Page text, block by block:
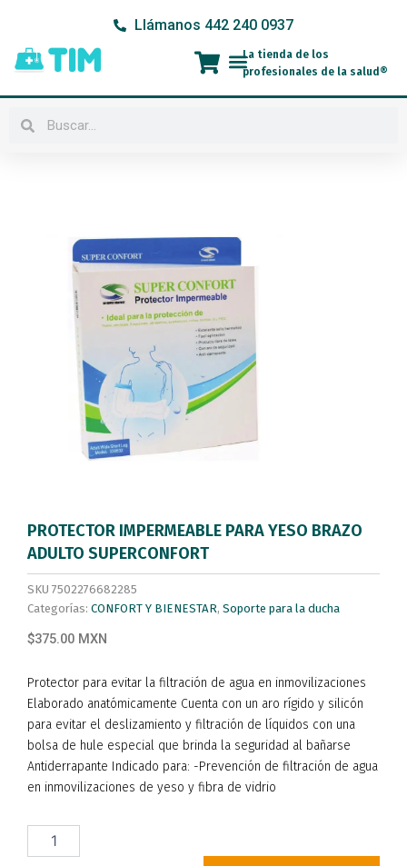
contenido
Llámanos 442 240 0937
Menú
La tienda de los
profesionales de la salud®
Buscar
PROTECTOR IMPERMEABLE PARA YESO BRAZO
ADULTO SUPERCONFORT
SKU 7502276682285
Categorías: CONFORT Y BIENESTAR, Soporte para la ducha
$375.00 MXN
Protector para evitar la filtración de agua en inmovilizaciones
Elaborado anatómicamente Cuenta con un aro rígido y silicón
para evitar el deslizamiento y filtración de líquidos con una
bolsa de hule especial que brinda la seguridad al bañarse
Antiderrapante Indicado para: -Prevención de filtración de agua
en inmovilizaciones de yeso y fibra de vidrio
PROTECTOR
IMPERMEABLE